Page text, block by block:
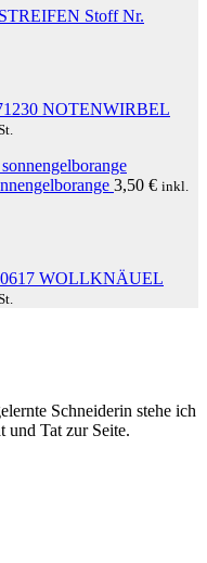
STREIFEN Stoff Nr.
NOTENWIRBEL
3,50 € inkl.
WOLLKNÄUEL
Schneiderin stehe ich
und Tat zur Seite.